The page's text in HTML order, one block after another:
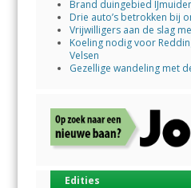
Brand duingebied
Drie auto’s betrokken bij
Vrijwilligers aan de slag
Koeling nodig voor
Velsen
Gezellige wandeling met
Edities